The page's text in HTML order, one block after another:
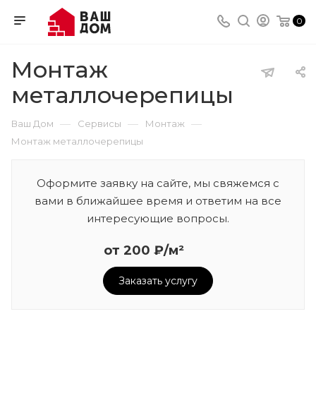
0
Монтаж
металлочерепицы
Ваш Дом — Сервисы — Монтаж —
Монтаж металлочерепицы
Оформите заявку на сайте, мы свяжемся с
вами в ближайшее время и ответим на все
интересующие вопросы.
от 200 ₽/м²
Заказать услугу